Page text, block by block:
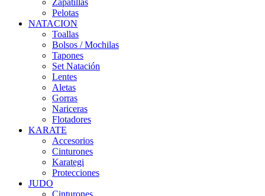
Zapatillas
Pelotas
NATACION
Toallas
Bolsos / Mochilas
Tapones
Set Natación
Lentes
Aletas
Gorras
Nariceras
Flotadores
KARATE
Accesorios
Cinturones
Karategi
Protecciones
JUDO